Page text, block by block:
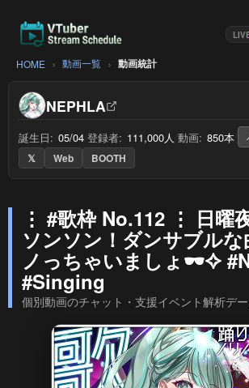
HOME 動画一覧 動画統計
NEPHLA
誕生日: 05/04 登録者: 111,000人 動画: 850本
𝕏
Web BOOTH
⋮ #歌枠 No.112 ⋮ 日曜
ソンソン！ダンサブルな
ノっちゃいましょ🕶✧
#Singing
個別動画のチャット・支援イベント解析デ